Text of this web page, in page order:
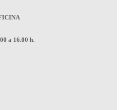
a 16.00 h.